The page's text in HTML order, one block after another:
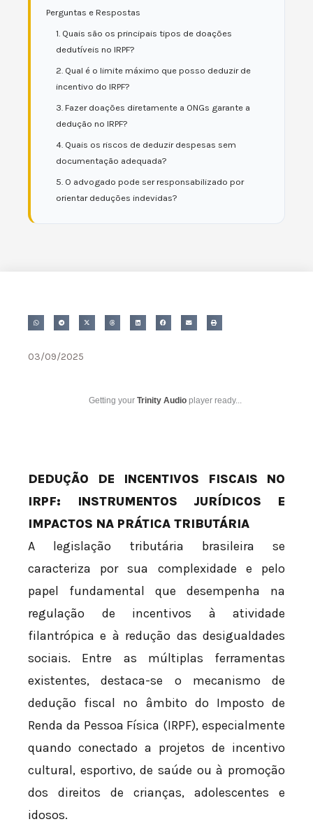
Perguntas e Respostas
1. Quais são os principais tipos de doações
dedutíveis no IRPF?
2. Qual é o limite máximo que posso deduzir de
incentivo do IRPF?
3. Fazer doações diretamente a ONGs garante a
dedução no IRPF?
4. Quais os riscos de deduzir despesas sem
documentação adequada?
5. O advogado pode ser responsabilizado por
orientar deduções indevidas?
03/09/2025
Getting your Trinity Audio player ready...
DEDUÇÃO DE INCENTIVOS FISCAIS NO
IRPF: INSTRUMENTOS JURÍDICOS E
IMPACTOS NA PRÁTICA TRIBUTÁRIA
A legislação tributária brasileira se
caracteriza por sua complexidade e pelo
papel fundamental que desempenha na
regulação de incentivos à atividade
filantrópica e à redução das desigualdades
sociais. Entre as múltiplas ferramentas
existentes, destaca-se o mecanismo de
dedução fiscal no âmbito do Imposto de
Renda da Pessoa Física (IRPF), especialmente
quando conectado a projetos de incentivo
cultural, esportivo, de saúde ou à promoção
dos direitos de crianças, adolescentes e
idosos.